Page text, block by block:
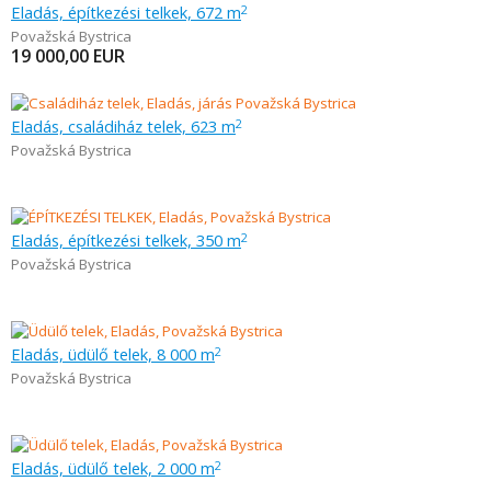
Eladás, építkezési telkek, 672 m2
Považská Bystrica
19 000,00 EUR
Eladás, családiház telek, 623 m2
Považská Bystrica
Eladás, építkezési telkek, 350 m2
Považská Bystrica
Eladás, üdülő telek, 8 000 m2
Považská Bystrica
Eladás, üdülő telek, 2 000 m2